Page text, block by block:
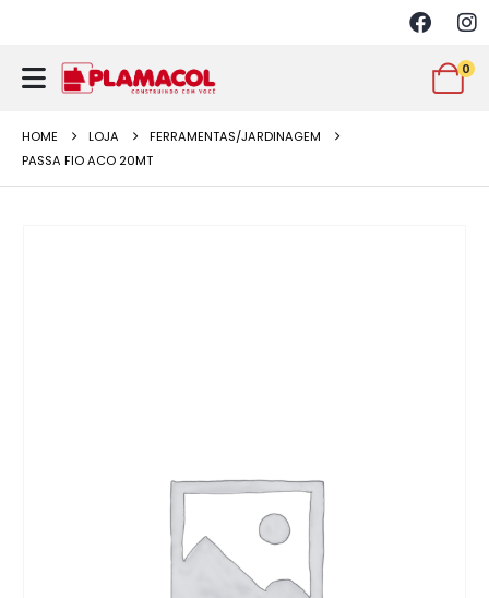
0
HOME LOJA
FERRAMENTAS/JARDINAGEM
PASSA FIO ACO 20MT